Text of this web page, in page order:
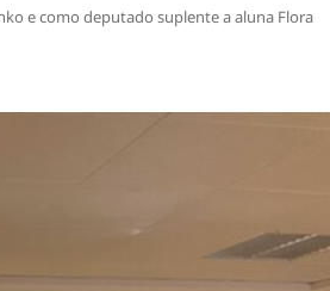
e como deputado suplente a aluna Flora